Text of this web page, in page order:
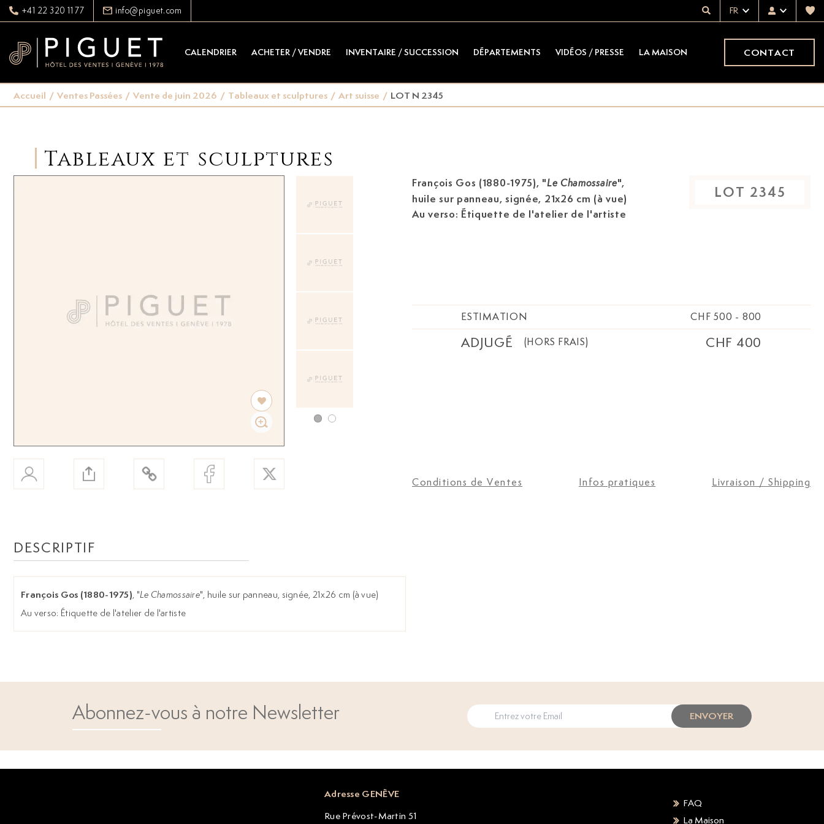
+41 22 320 11 77 info@piguet.com FR
CALENDRIER ACHETER / VENDRE INVENTAIRE / SUCCESSION DÉPARTEMENTS VIDÉOS / PRESSE LA MAISON CONTACT
Accueil / Ventes Passées / Vente de juin 2026 / Tableaux et sculptures / Art suisse / LOT N 2345
Tableaux et sculptures
François Gos (1880-1975), "Le Chamossaire",
huile sur panneau, signée, 21x26 cm (à vue)
Au verso: Étiquette de l'atelier de l'artiste
LOT 2345
ESTIMATION CHF 500 - 800
ADJUGÉ (HORS FRAIS) CHF 400
Conditions de Ventes Infos pratiques Livraison / Shipping
DESCRIPTIF
François Gos (1880-1975), "Le Chamossaire", huile sur panneau, signée, 21x26 cm (à vue)
Au verso: Étiquette de l'atelier de l'artiste
Abonnez-vous à notre Newsletter ENVOYER
Adresse GENÈVE
Rue Prévost-Martin 51
FAQ
La Maison